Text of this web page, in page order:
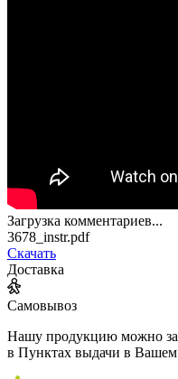
Загрузка комментариев...
3678_instr.pdf
Скачать
Доставка
Самовывоз
Нашу продукцию можно
в Пунктах выдачи в Вашем